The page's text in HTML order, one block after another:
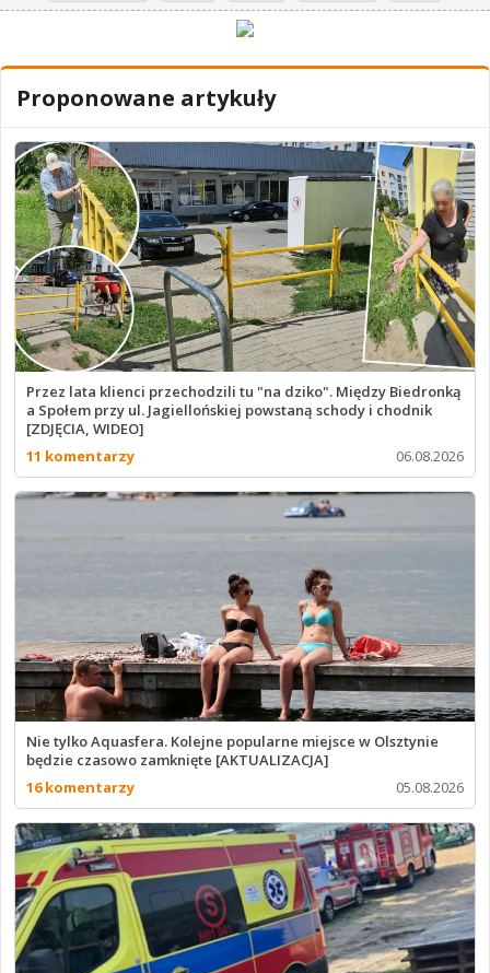
Proponowane artykuły
Przez lata klienci przechodzili tu "na dziko". Między Biedronką
a Społem przy ul. Jagiellońskiej powstaną schody i chodnik
[ZDJĘCIA, WIDEO]
11 komentarzy
06.08.2026
Nie tylko Aquasfera. Kolejne popularne miejsce w Olsztynie
będzie czasowo zamknięte [AKTUALIZACJA]
16 komentarzy
05.08.2026